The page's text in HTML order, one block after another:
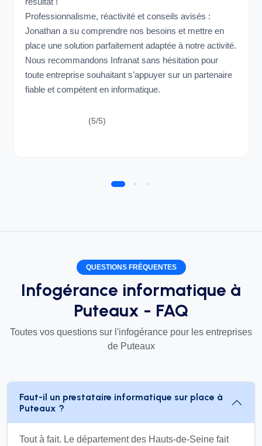
Professionnalisme, réactivité et conseils avisés :
Jonathan a su comprendre nos besoins et mettre en
place une solution parfaitement adaptée à notre activité.
Nous recommandons Infranat sans hésitation pour
toute entreprise souhaitant s’appuyer sur un partenaire
fiable et compétent en informatique.
(5/5)
QUESTIONS FRÉQUENTES
Infogérance informatique à
Puteaux - FAQ
Toutes vos questions sur l'infogérance pour les entreprises
de Puteaux
Faut-il un prestataire informatique sur place à
Puteaux ?
Tout à fait. Le département des Hauts-de-Seine fait